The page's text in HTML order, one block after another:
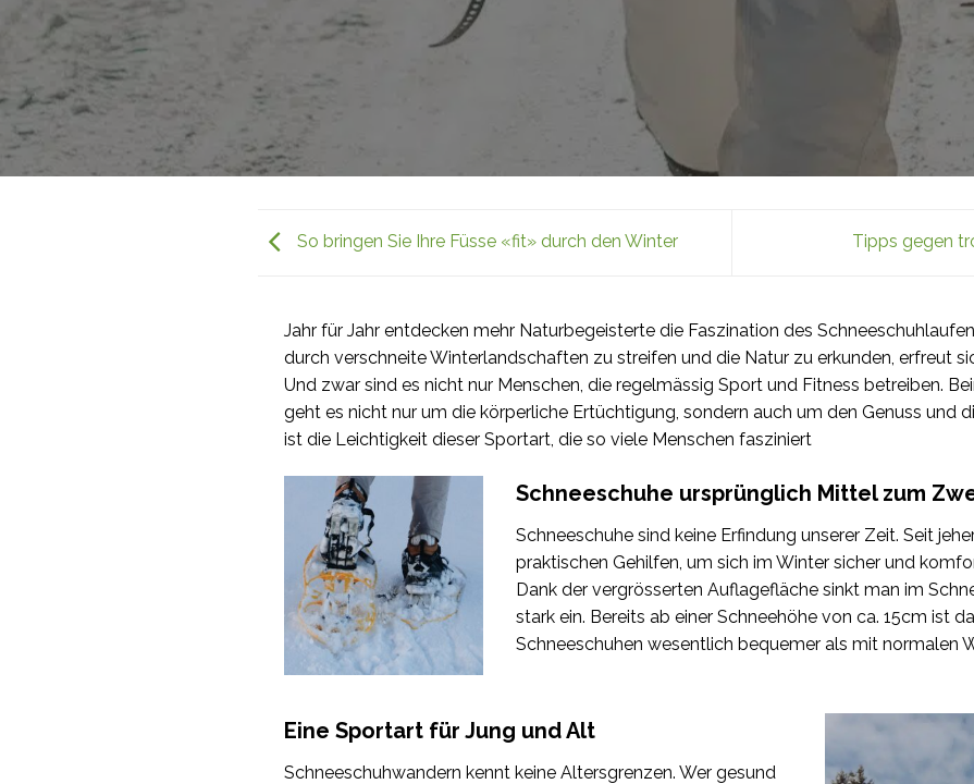
Jahr für Jahr entdecken mehr Naturbegeisterte die Faszination des
durch verschneite Winterlandschaften zu streifen und die Natur zu erkunden, erfreut
Und zwar sind es nicht nur Menschen, die regelmässig Sport und Fitness betreiben.
geht es nicht nur um die körperliche Ertüchtigung, sondern auch um den Genuss und
ist die Leichtigkeit dieser Sportart, die so viele Menschen fasziniert
Schneeschuhe ursprünglich Mittel zum
Schneeschuhe sind keine Erfindung unserer Zeit. Seit
praktischen Gehilfen, um sich im Winter sicher und
Dank der vergrösserten Auflagefläche sinkt man im
stark ein. Bereits ab einer Schneehöhe von ca. 15cm ist
Schneeschuhen wesentlich bequemer als mit normalen
Eine Sportart für Jung und Alt
Schneeschuhwandern kennt keine Altersgrenzen. Wer gesund
So bringen Sie Ihre Füsse «fit» durch den Winter Tipps gegen